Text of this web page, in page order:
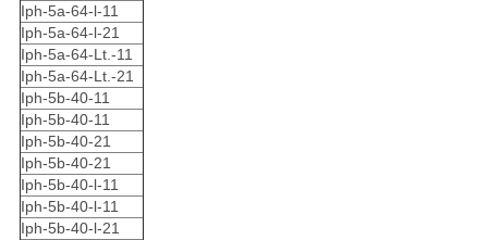
Iph-5a-64-l-11
Iph-5a-64-l-21
Iph-5a-64-Lt.-11
Iph-5a-64-Lt.-21
Iph-5b-40-11
Iph-5b-40-11
Iph-5b-40-21
Iph-5b-40-21
Iph-5b-40-l-11
Iph-5b-40-l-11
Iph-5b-40-l-21